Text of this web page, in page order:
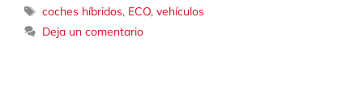
Etiquetas
coches híbridos, ECO,vehículos
Deja un comentario